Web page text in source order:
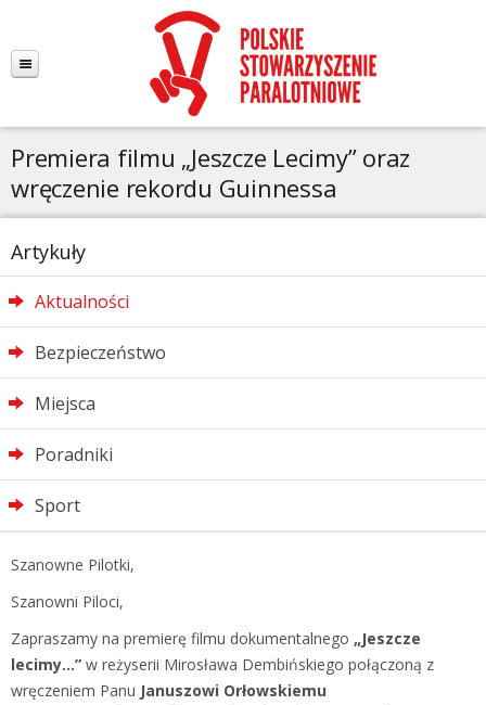
Premiera filmu „Jeszcze Lecimy” oraz
wręczenie rekordu Guinnessa
Artykuły
Aktualności
Bezpieczeństwo
Miejsca
Poradniki
Sport
Szanowne Pilotki,
Szanowni Piloci,
Zapraszamy na premierę filmu dokumentalnego „Jeszcze
lecimy…” w reżyserii Mirosława Dembińskiego połączoną z
wręczeniem Panu Januszowi Orłowskiemu